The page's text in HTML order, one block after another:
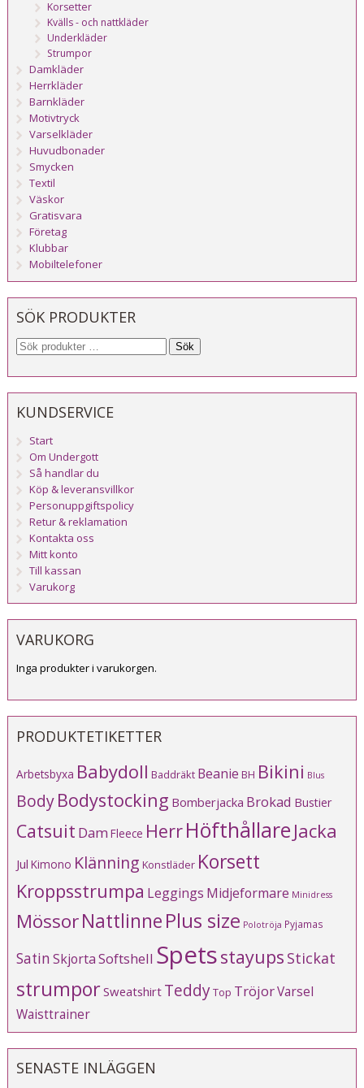
Korsetter
Kvälls - och nattkläder
Underkläder
Strumpor
Damkläder
Herrkläder
Barnkläder
Motivtryck
Varselkläder
Huvudbonader
Smycken
Textil
Väskor
Gratisvara
Företag
Klubbar
Mobiltelefoner
SÖK PRODUKTER
Sök
KUNDSERVICE
Start
Om Undergott
Så handlar du
Köp & leveransvillkor
Personuppgiftspolicy
Retur & reklamation
Kontakta oss
Mitt konto
Till kassan
Varukorg
VARUKORG
Inga produkter i varukorgen.
PRODUKTETIKETTER
Arbetsbyxa Babydoll Baddräkt Beanie BH Bikini Blus
BodyBodystocking Bomberjacka Brokad Bustier
Catsuit Dam Fleece HerrHöfthållare Jacka
Jul Kimono Klänning Konstläder Korsett
Kroppsstrumpa Leggings Midjeformare Minidress
MössorNattlinnePlus size Polotröja Pyjamas
SatinSkjortaSoftshell Spetsstayups Stickat
strumporSweatshirt TeddyTop TröjorVarsel
Waisttrainer
SENASTE INLÄGGEN